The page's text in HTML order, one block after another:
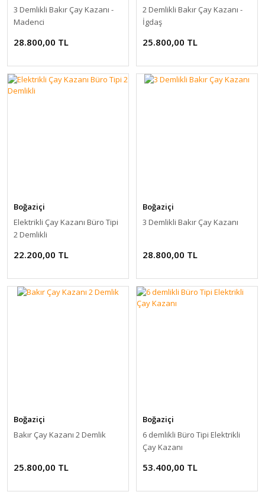
3 Demlikli Bakır Çay Kazanı -
Madenci
28.800,00 TL
2 Demlikli Bakır Çay Kazanı -
İgdaş
25.800,00 TL
Boğaziçi
Elektrikli Çay Kazanı Büro Tipi
2 Demlikli
22.200,00 TL
Boğaziçi
3 Demlikli Bakır Çay Kazanı
28.800,00 TL
Boğaziçi
Bakır Çay Kazanı 2 Demlik
25.800,00 TL
Boğaziçi
6 demlikli Büro Tipi Elektrikli
Çay Kazanı
53.400,00 TL